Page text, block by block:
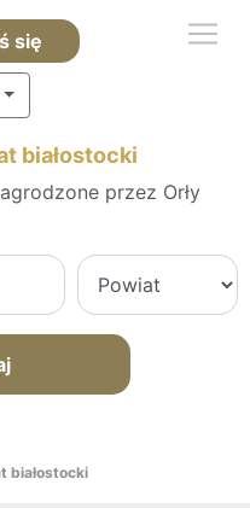
się
białostocki
przez Orły
białostocki